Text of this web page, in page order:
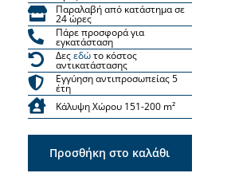
Παραλαβή από κατάστημα σε
24 ώρες
Πάρε προσφορά για
εγκατάσταση
Δεςεδώτο κόστος
αντικατάστασης
Εγγύηση αντιπροσωπείας 5
έτη
Κάλυψη Χώρου 151-200 m²
Προσθήκη στο καλάθι